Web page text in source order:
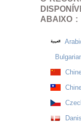
ABAIXO :